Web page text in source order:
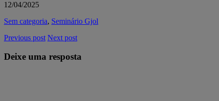
12/04/2025
Sem categoria, Seminário Gjol
Previous post Next post
Deixe uma resposta